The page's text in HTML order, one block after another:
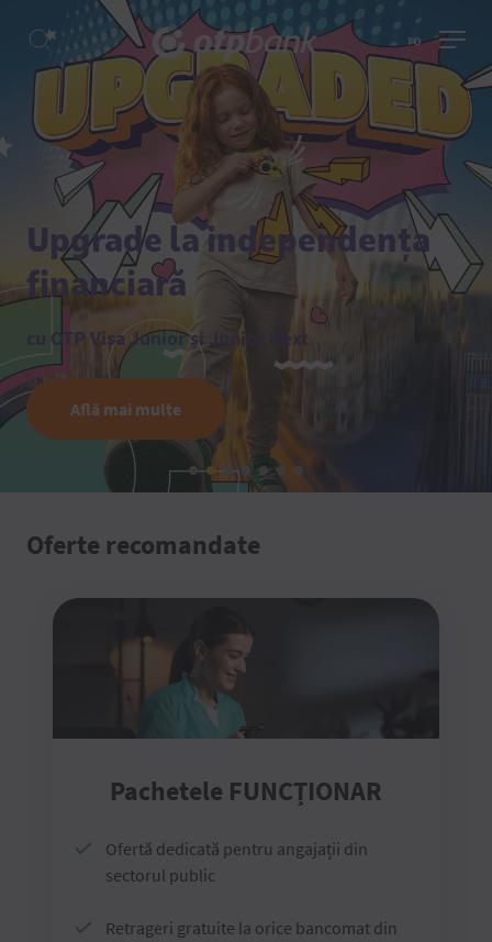
ro
Upgrade la independența
financiară
cu OTP Visa Junior și Junior Next
Află mai multe
Oferte recomandate
Pachetele FUNCȚIONAR
Ofertă dedicată pentru angajații din
sectorul public
Retrageri gratuite la orice bancomat din